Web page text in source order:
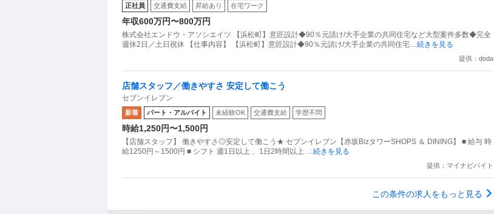
正社員 交通費支給 昇給あり 在宅ワーク
年収600万円〜800万円
株式会社エンドウ・アソシエイツ 【浜松町】意匠設計◆90％元請け/大手企業の共同住宅など大型案件多数◆完全
週休2日／土日祝休 【仕事内容】 【浜松町】意匠設計◆90％元請け/大手企業の共同住宅…続きを見る
提供：doda
店舗スタッフ／働きやすさ 安定して働こう
セブンイレブン
新着 パート・アルバイト 未経験OK 交通費支給 学歴不問
時給1,250円〜1,500円
【店舗スタッフ】 働きやすさ◎安定して働こう★ セブンイレブン【赤坂BizタワーSHOPS ＆ DINING】 ■ 給与 時
給1250円～1500円 ■ シフト 週1日以上 、1日2時間以上 …続きを見る
提供：マイナビバイト
この条件の求人をもっと見る